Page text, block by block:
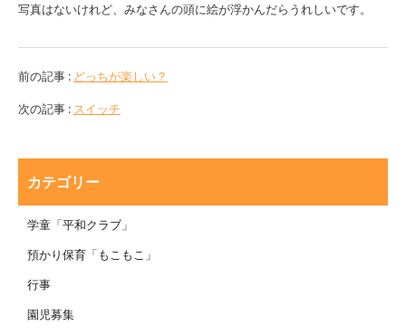
写真はないけれど、みなさんの頭に絵が浮かんだらうれしいです。
前の記事 : どっちが楽しい？
次の記事 : スイッチ
カテゴリー
学童「平和クラブ」
預かり保育「もこもこ」
行事
園児募集